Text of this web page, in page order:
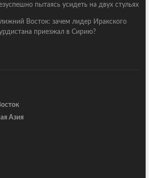
пытаясь усидеть на двух стульях
Восток: зачем лидер Иракского
приезжал в Сирию?
Азия